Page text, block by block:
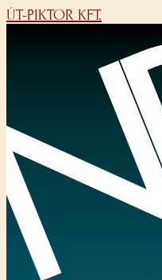
ÚT-PIKTOR KFT.